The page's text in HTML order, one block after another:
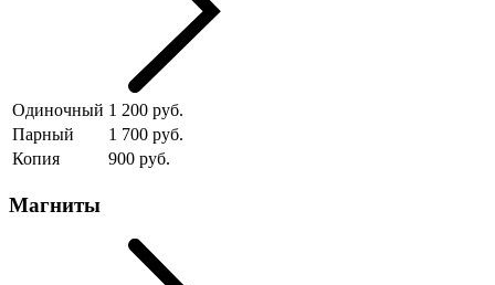
Одиночный 1 200 руб.
Парный
1 700 руб.
Копия
900 руб.
Магниты